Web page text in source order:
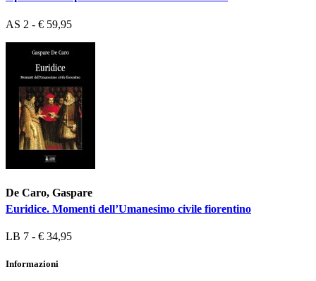
AS 2 - € 59,95
De Caro, Gaspare
Euridice. Momenti dell’Umanesimo civile fiorentino
LB 7 - € 34,95
Informazioni